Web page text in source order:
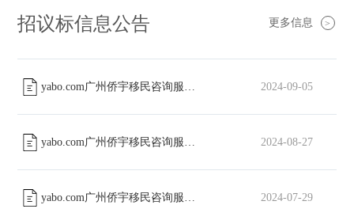
招议标信息公告 更多信息 >
yabo.com广州侨宇移民咨询服务有限公司工会委员会篮球场改造工程中标公告 2024-09-05
yabo.com广州侨宇移民咨询服务有限公司股份有限公司包装类物料招标通知 2024-08-27
yabo.com广州侨宇移民咨询服务有限公司工会委员会篮球场改造工程磋商公告 2024-07-29